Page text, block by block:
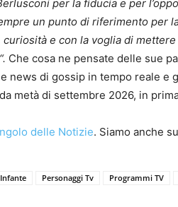
per la fiducia e per
un punto di riferimento per
e con la voglia di
Che cosa ne pensate delle sue
news di gossip in tempo reale e
metà di settembre 2026, in
delle Notizie. Siamo anche su
Personaggi Tv Programmi TV